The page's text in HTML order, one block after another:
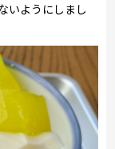
いようにしまし